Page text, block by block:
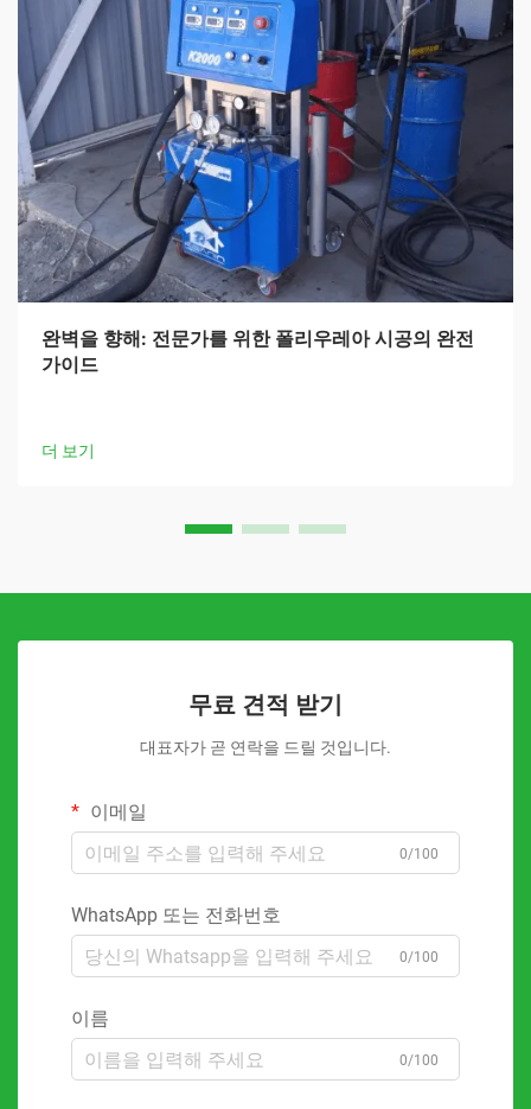
완벽을 향해: 전문가를 위한 폴리우레아 시공의 완전
가이드
더 보기
무료 견적 받기
대표자가 곧 연락을 드릴 것입니다.
이메일
0/100
WhatsApp 또는 전화번호
0/100
이름
0/100